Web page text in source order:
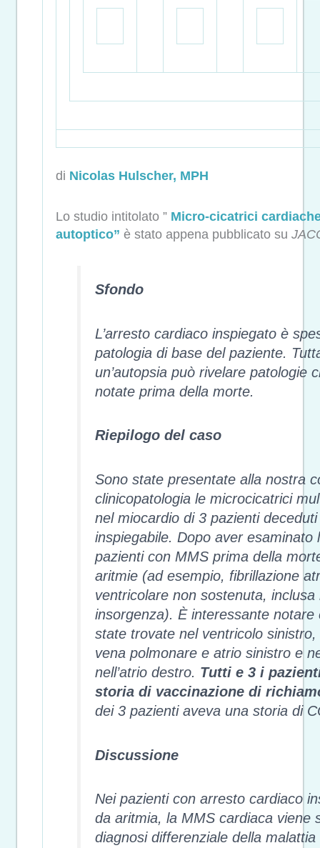
di Nicolas Hulscher, MPH
Lo studio intitolato ” Micro-cicatrici
autoptico” è stato appena pubblicato su
Sfondo
L’arresto cardiaco inspiegato è
patologia di base del paziente.
un’autopsia può rivelare patologie
notate prima della morte.
Riepilogo del caso
Sono state presentate alla nostra
clinicopatologia le microcicatrici
nel miocardio di 3 pazienti
inspiegabile. Dopo aver esaminato
pazienti con MMS prima della
aritmie (ad esempio, fibrillazione
ventricolare non sostenuta, inclusa
insorgenza). È interessante notare
state trovate nel ventricolo
vena polmonare e atrio sinistro e
nell’atrio destro. Tutti e 3 i
storia di vaccinazione di
dei 3 pazienti aveva una storia di
Discussione
Nei pazienti con arresto cardiaco
da aritmia, la MMS cardiaca viene
diagnosi differenziale della malattia